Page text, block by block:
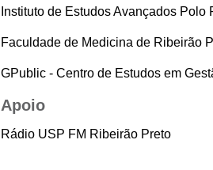
Instituto de Estudos Avançados
Faculdade de Medicina de Ribeirão
GPublic - Centro de Estudos em
Apoio
Rádio USP FM Ribeirão Preto